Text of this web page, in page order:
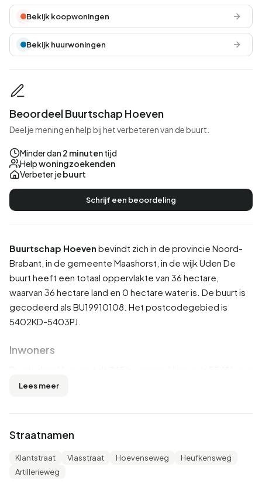
Buurtschap Hoeven bevindt zich in de provincie Noord-
Brabant , in de gemeente Maashorst , in de wijkUden De
buurt heeft een totaal oppervlakte van 36 hectare,
waarvan 36 hectare land en 0 hectare water is. De buurt is
gecodeerd als BU19910108. Het postcodegebied is
5402KD-5403PJ.
Inwoners
en 44,9% vrouw. De meeste inwoners zijn 45 tot 65 jaar
ongehuwd, 55,1% is gehuwd, 4,1% is gescheiden en 2,0%
is verweduwd. 230 inwoners komen uit Nederland, 5
komen uit Europa en 5 komen uit landen buiten Europa.
Lees meer
Straatnamen
Klantstraat Vlasstraat Hoevenseweg
Heufkensweg
Artillerieweg
Bekijk koopwoningen
Bekijk huurwoningen
Beoordeel Buurtschap Hoeven
Deel je mening en help bij het verbeteren van de buurt.
Minder dan 2 minutentijd
Helpwoningzoekenden
Verbeter jebuurt
Schrijf een beoordeling